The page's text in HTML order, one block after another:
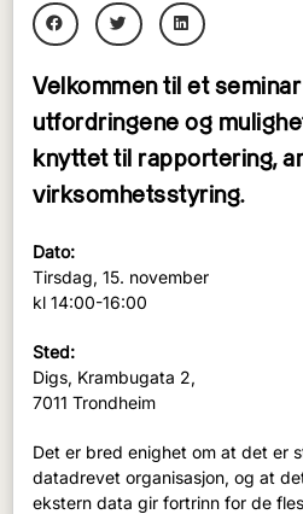
Velkommen til et
utfordringene og
knyttet til rapportering,
virksomhetsstyring.
Dato:
Tirsdag, 15. november
kl 14:00-16:00
Sted:
Digs, Krambugata 2,
7011 Trondheim
Det er bred enighet om at det er
datadrevet organisasjon, og at
ekstern data gir fortrinn for de